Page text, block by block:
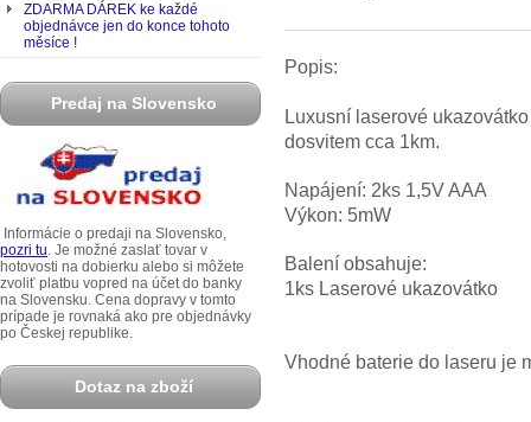
ZDARMA DÁREK ke každé
objednávce jen do konce tohoto
měsíce !
Predaj na Slovensko
Informácie o predaji na Slovensko,
pozri tu. Je možné zaslať tovar v
hotovosti na dobierku alebo si môžete
zvoliť platbu vopred na účet do banky
na Slovensku. Cena dopravy v tomto
prípade je rovnaká ako pre objednávky
po Českej republike.
Dotaz na zboží
Popis:
Luxusní laserové
dosvitem cca 1km.
Napájení: 2ks 1,5V AAA
Výkon: 5mW
Balení obsahuje:
1ks Laserové ukazovátko
Vhodné baterie do laseru je